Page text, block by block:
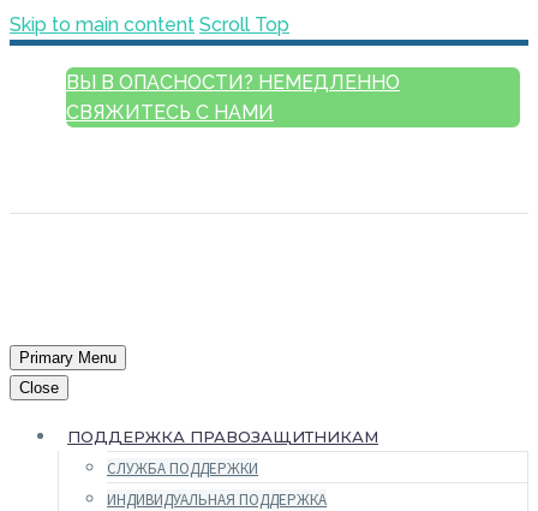
Skip to main content Scroll Top
ВЫ В ОПАСНОСТИ? НЕМЕДЛЕННО
СВЯЖИТЕСЬ С НАМИ
Primary Menu
Close
ПОДДЕРЖКА ПРАВОЗАЩИТНИКАМ
СЛУЖБА ПОДДЕРЖКИ
ИНДИВИДУАЛЬНАЯ ПОДДЕРЖКА